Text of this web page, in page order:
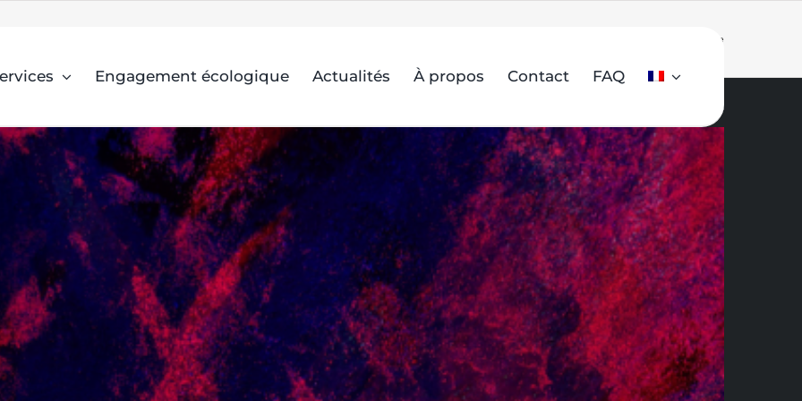
Engagement écologique Actualités À propos Contact FAQ
Véhicules de flotte